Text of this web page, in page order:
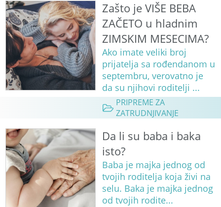
Zašto je VIŠE BEBA
ZAČETO u hladnim
ZIMSKIM MESECIMA?
Ako imate veliki broj
prijatelja sa rođendanom u
septembru, verovatno je
da su njihovi roditelji ...
PRIPREME ZA
ZATRUDNJIVANJE
Da li su baba i baka
isto?
Baba je majka jednog od
tvojih roditelja koja živi na
selu. Baka je majka jednog
od tvojih rodite...